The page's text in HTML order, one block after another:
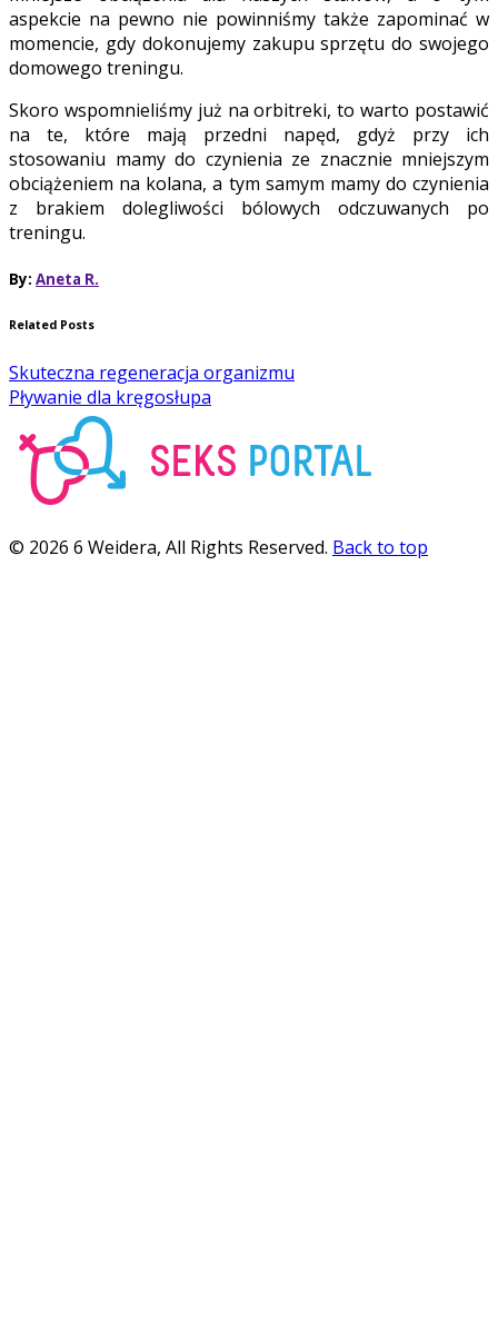
aspekcie na pewno nie powinniśmy także zapominać w
momencie, gdy dokonujemy zakupu sprzętu do swojego
domowego treningu.
Skoro wspomnieliśmy już na orbitreki, to warto postawić
na te, które mają przedni napęd, gdyż przy ich
stosowaniu mamy do czynienia ze znacznie mniejszym
obciążeniem na kolana, a tym samym mamy do czynienia
z brakiem dolegliwości bólowych odczuwanych po
treningu.
By: Aneta R.
Related Posts
Skuteczna regeneracja organizmu
Pływanie dla kręgosłupa
© 2026 6 Weidera, All Rights Reserved. Back to top